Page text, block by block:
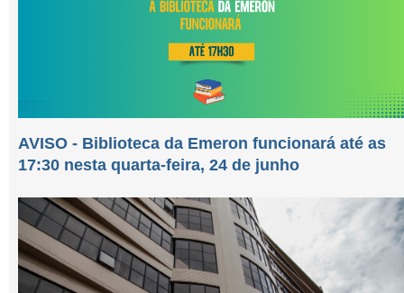
AVISO - Biblioteca da Emeron funcionará até as
17:30 nesta quarta-feira, 24 de junho